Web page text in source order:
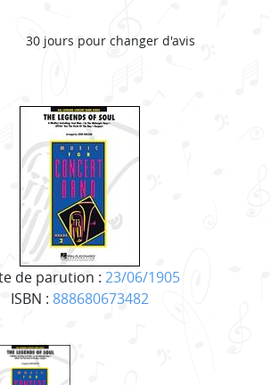
de parution : 23/06/1905
ISBN : 888680673482
30 jours pour changer d'avis